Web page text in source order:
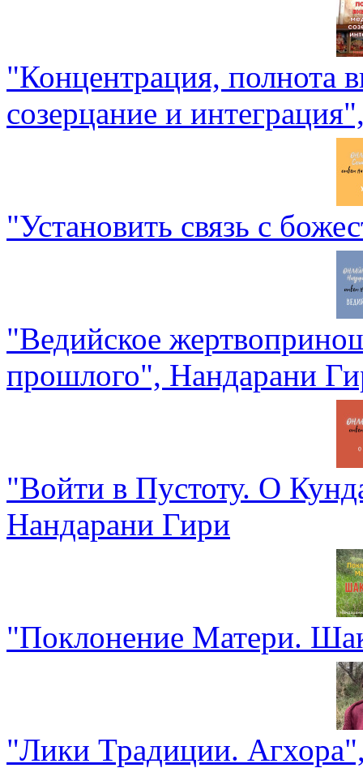
"Концентрация, полнота
созерцание и
"Установить связь с
"Ведийское
прошлого", Нандарани
"Войти в Пустоту. О
Нандарани Гири
"Поклонение Матери.
"Лики Традиции.